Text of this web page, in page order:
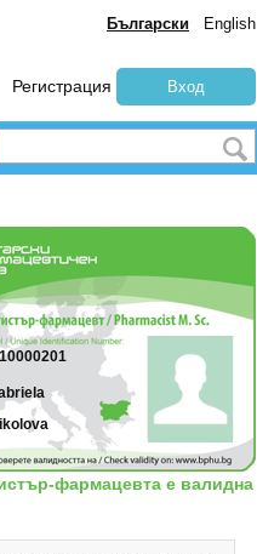
Български English
Регистрация Вход
фармацевта е валидна